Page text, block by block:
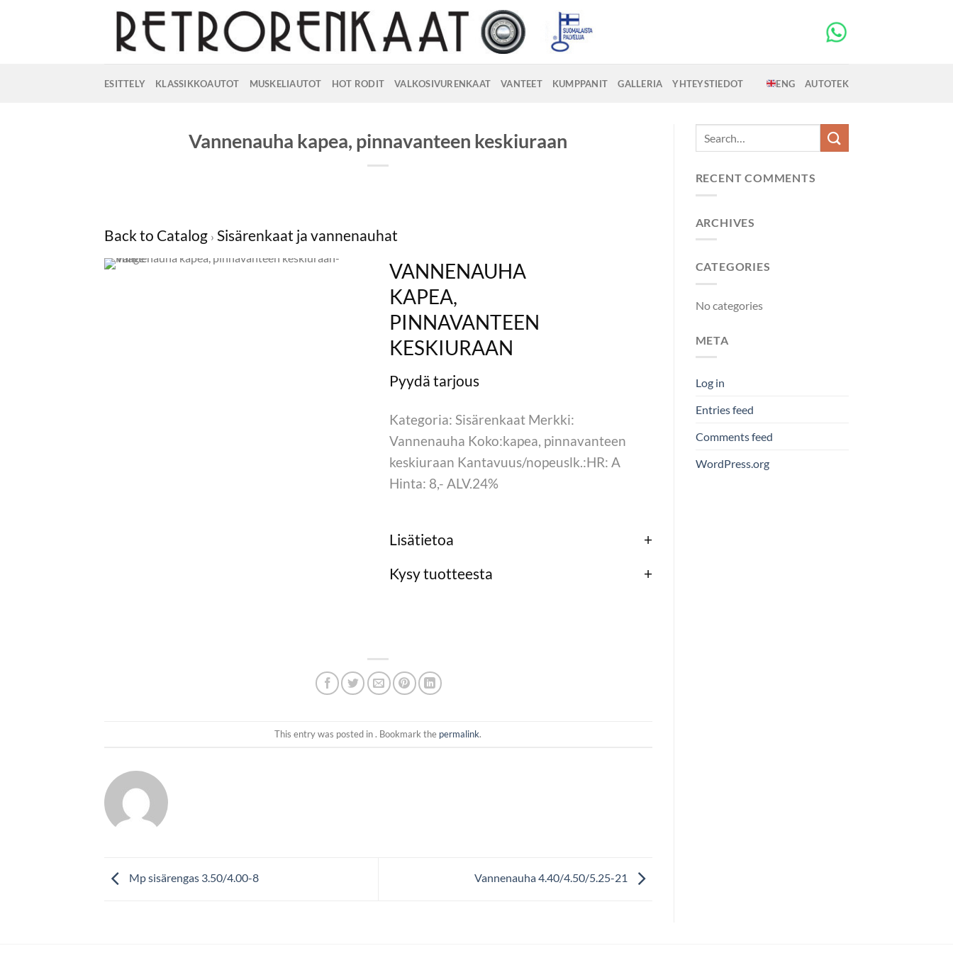
ESITTELY KLASSIKKOAUTOT MUSKELIAUTOT HOT RODIT VALKOSIVURENKAAT VANTEET KUMPPANIT GALLERIA YHTEYSTIEDOT ENG AUTOTEK
Vannenauha kapea, pinnavanteen keskiuraan
Back to Catalog Sisärenkaat ja vannenauhat
VANNENAUHA
KAPEA,
PINNAVANTEEN
KESKIURAAN
Kategoria: Sisärenkaat Merkki:
Vannenauha Koko:kapea, pinnavanteen
keskiuraan Kantavuus/nopeuslk.:HR: A
Hinta: 8,- ALV.24%
Lisätietoa
Kysy tuotteesta
This entry was posted in . Bookmark the permalink.
Mp sisärengas 3.50/4.00-8 Vannenauha 4.40/4.50/5.25-21
RECENT COMMENTS
ARCHIVES
CATEGORIES
No categories
META
Log in
Entries feed
Comments feed
WordPress.org